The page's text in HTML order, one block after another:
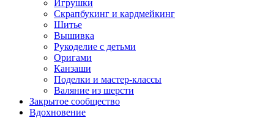
Игрушки
Скрапбукинг и кардмейкинг
Шитье
Вышивка
Рукоделие с детьми
Оригами
Канзаши
Поделки и мастер-классы
Валяние из шерсти
Закрытое сообщество
Вдохновение